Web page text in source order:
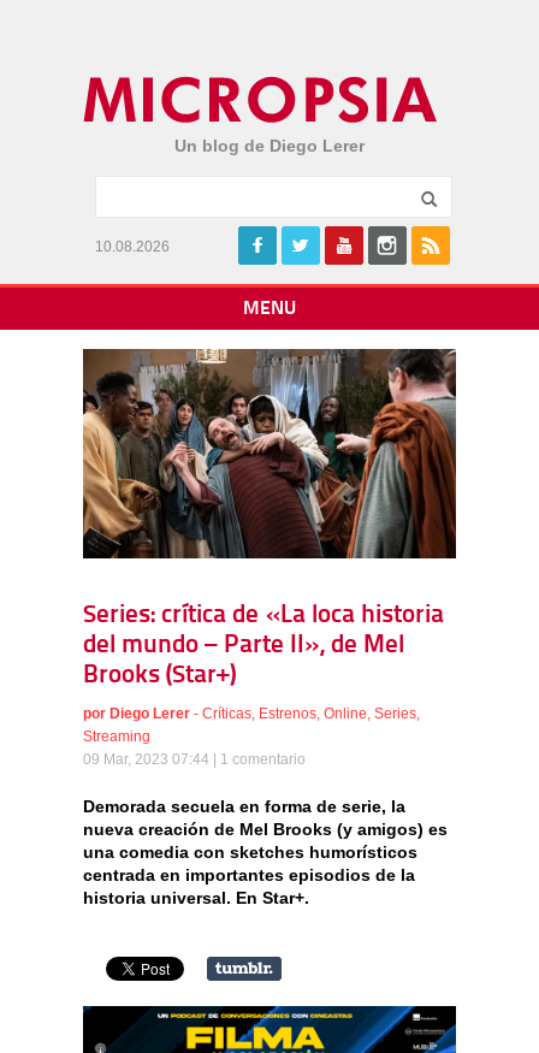
Un blog de Diego Lerer
10.08.2026
MENU
Series: crítica de «La loca historia
del mundo – Parte II», de Mel
Brooks (Star+)
por Diego Lerer - Críticas, Estrenos, Online, Series,
Streaming
09 Mar, 2023 07:44 | 1 comentario
Demorada secuela en forma de serie, la
nueva creación de Mel Brooks (y amigos) es
una comedia con sketches humorísticos
centrada en importantes episodios de la
historia universal. En Star+.